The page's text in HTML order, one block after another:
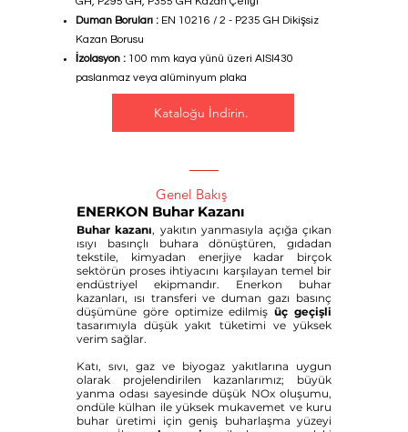
Duman Boruları : EN 10216 / 2 - P235 GH Dikişsiz
Kazan Borusu
İzolasyon : 100 mm kaya yünü üzeri AISI430
paslanmaz veya alüminyum plaka
Kataloğu İndirin.
Genel Bakış
ENERKON Buhar Kazanı
Buhar kazanı, yakıtın yanmasıyla açığa çıkan
ısıyı basınçlı buhara dönüştüren, gıdadan
tekstile, kimyadan enerjiye kadar birçok
sektörün proses ihtiyacını karşılayan temel bir
endüstriyel ekipmandır. Enerkon buhar
kazanları, ısı transferi ve duman gazı basınç
düşümüne göre optimize edilmişüç geçişli
tasarımıyla düşük yakıt tüketimi ve yüksek
verim sağlar.
Katı, sıvı, gaz ve biyogaz yakıtlarına uygun
olarak projelendirilen kazanlarımız; büyük
yanma odası sayesinde düşük NOx oluşumu,
ondüle külhan ile yüksek mukavemet ve kuru
buhar üretimi için geniş buharlaşma yüzeyi